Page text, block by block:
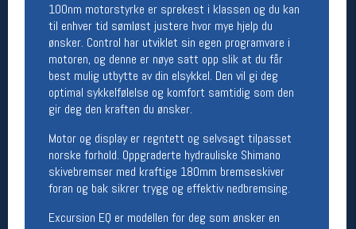
100nm motorstyrke er sprekest i klassen og du kan
til enhver tid sømløst justere hvor mye hjelp du
ønsker. Control har utviklet sin egen programvare i
motoren, og denne er nøye satt opp slik at du får
best mulig utbytte av din elsykkel. Den vil gi deg
optimal sykkelfølelse og komfort samtidig som den
gir deg den kraften du ønsker.
Motor og display er regntett og selvsagt tilpasset
norske forhold. Oppgraderte hydrauliske Shimano
skivebremser med kraftige 180mm bremseskiver
foran og bak sikrer trygg og effektiv nedbremsing.
Excursion EQ er modellen for deg som ønsker en
Ledige stillinger
Ledige stillinger
Følg oss på